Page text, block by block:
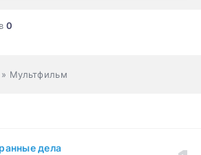
0
» Мультфильм
дела